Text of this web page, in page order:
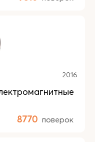
2016
8770 поверок